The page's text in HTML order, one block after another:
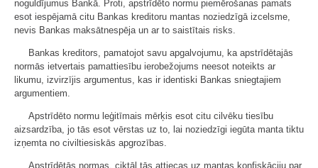
noguldījumus Bankā. Proti, apstrīdēto normu piemērošanas pamats
esot iespējamā citu Bankas kreditoru mantas noziedzīgā izcelsme,
nevis Bankas maksātnespēja un ar to saistītais risks.
Bankas kreditors, pamatojot savu apgalvojumu, ka apstrīdētajās
normās ietvertais pamattiesību ierobežojums neesot noteikts ar
likumu, izvirzījis argumentus, kas ir identiski Bankas sniegtajiem
argumentiem.
Apstrīdēto normu leģitīmais mērķis esot citu cilvēku tiesību
aizsardzība, jo tās esot vērstas uz to, lai noziedzīgi iegūta manta tiktu
izņemta no civiltiesiskās apgrozības.
Apstrīdētās normas, ciktāl tās attiecas uz mantas konfiskāciju par